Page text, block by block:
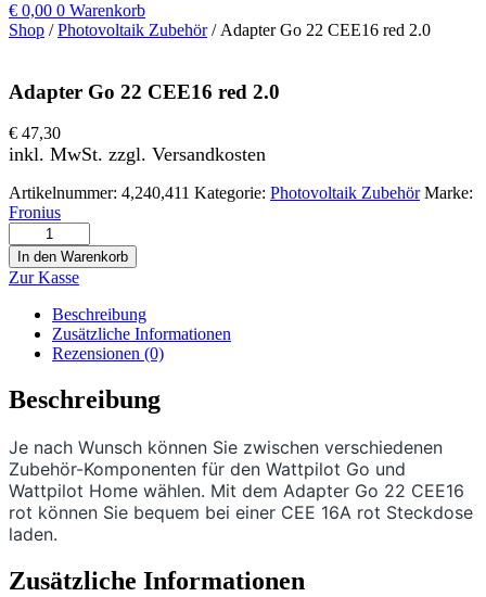
€ 0,00 0 Warenkorb
Shop /Photovoltaik Zubehör/ Adapter Go 22 CEE16 red 2.0
Adapter Go 22 CEE16 red 2.0
€ 47,30
inkl. MwSt. zzgl. Versandkosten
Artikelnummer: 4,240,411 Kategorie: Photovoltaik Zubehör Marke:
Fronius
Adapter Go 22 CEE16 red 2.0 Menge
In den Warenkorb
Zur Kasse
Beschreibung
Zusätzliche Informationen
Rezensionen (0)
Beschreibung
Je nach Wunsch können Sie zwischen verschiedenen
Zubehör-Komponenten für den Wattpilot Go und
Wattpilot Home wählen. Mit dem Adapter Go 22 CEE16
rot können Sie bequem bei einer CEE 16A rot Steckdose
laden.
Zusätzliche Informationen